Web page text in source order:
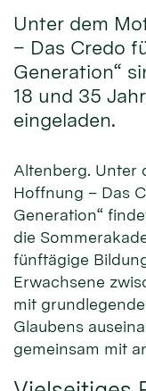
Unter dem
– Das Credo
Generation“
18 und 35
eingeladen.
Altenberg. Unter
Hoffnung – Das
Generation“
die
fünftägige
Erwachsene
mit
Glaubens
gemeinsam mit